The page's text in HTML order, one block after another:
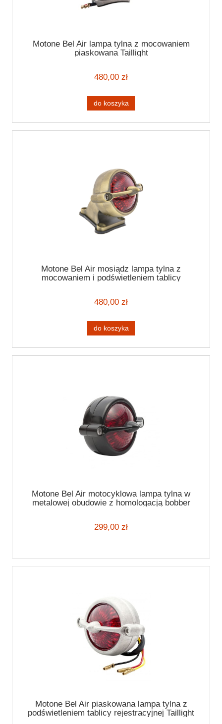
Motone Bel Air lampa tylna z mocowaniem
piaskowana Taillight
480,00 zł
do koszyka
Motone Bel Air mosiądz lampa tylna z
mocowaniem i podświetleniem tablicy
480,00 zł
do koszyka
Motone Bel Air motocyklowa lampa tylna w
metalowej obudowie z homologacją bobber
299,00 zł
Motone Bel Air piaskowana lampa tylna z
podświetleniem tablicy rejestracyjnej Taillight